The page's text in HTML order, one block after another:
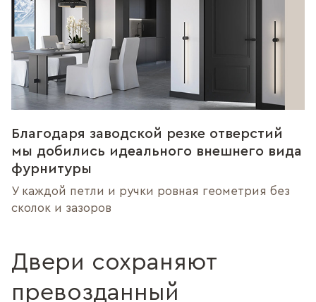
Благодаря заводской резке отверстий
мы добились идеального внешнего вида
фурнитуры
У каждой петли и ручки ровная геометрия без
сколок и зазоров
Двери сохраняют
превозданный